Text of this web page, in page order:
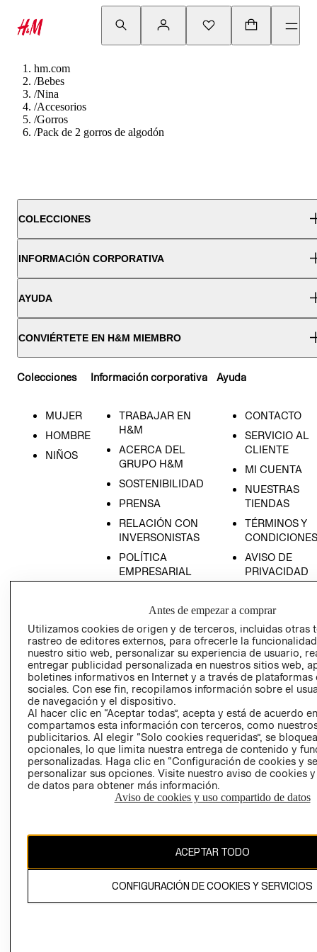
hm.com
/Bebes
/Nina
/Accesorios
/Gorros
/Pack de 2 gorros de algodón
COLECCIONES
INFORMACIÓN CORPORATIVA
AYUDA
CONVIÉRTETE EN H&M MIEMBRO
Colecciones
MUJER
HOMBRE
NIÑOS
Información corporativa
TRABAJAR EN
H&M
ACERCA DEL
GRUPO H&M
SOSTENIBILIDAD
PRENSA
RELACIÓN CON
INVERSONISTAS
POLÍTICA
EMPRESARIAL
Ayuda
CONTACTO
SERVICIO AL
CLIENTE
MI CUENTA
NUESTRAS
TIENDAS
TÉRMINOS Y
CONDICIONES
AVISO DE
PRIVACIDAD
AVISO DE
COOKIES
LIBRO DE
Ecuador ($)
CAMBIAR REGIÓN
El contenido de esta página web está protegido por copyright y es
propiedad de H&M Hennes & Mauritz AB.
Antes de empezar a comprar
Utilizamos cookies de origen y de terceros, incluidas otras
rastreo de editores externos, para ofrecerle la
nuestro sitio web, personalizar su experiencia de usuario,
entregar publicidad personalizada en nuestros sitios web,
boletines informativos en Internet y a través de plataformas
sociales. Con ese fin, recopilamos información sobre el
de navegación y el dispositivo.
Al hacer clic en “Aceptar todas”, acepta y está de acuerdo
compartamos esta información con terceros, como
publicitarios. Al elegir “Solo cookies requeridas”, se
opcionales, lo que limita nuestra entrega de contenido y
personalizadas. Haga clic en “Configuración de cookies y
personalizar sus opciones. Visite nuestro aviso de cookies
de datos para obtener más información.
Aviso de cookies y uso compartido de datos
ACEPTAR TODO
CONFIGURACIÓN DE COOKIES Y SERVICIOS